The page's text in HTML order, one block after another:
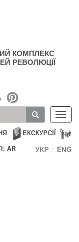
КОМПЛЕКС
РЕВОЛЮЦІЇ
ЕКСКУРСІЇ
AR
УКР ENG